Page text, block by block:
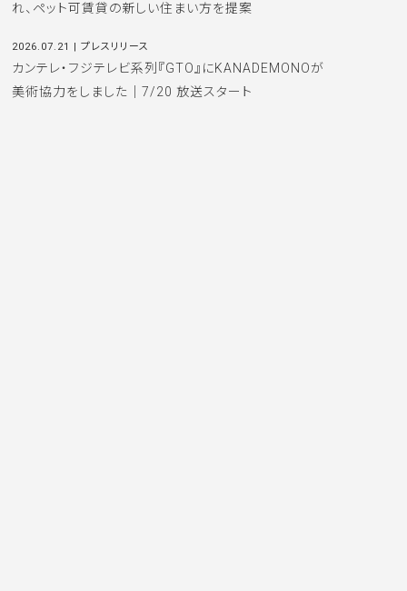
れ、ペット可賃貸の新しい住まい方を提案
2026.07.21 |プレスリリース
カンテレ・フジテレビ系列『GTO』にKANADEMONOが
美術協力をしました｜7/20 放送スタート